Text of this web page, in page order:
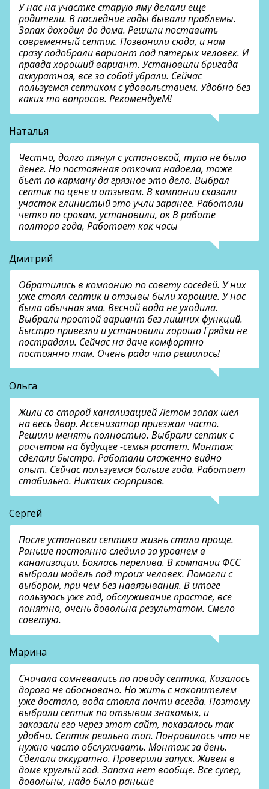
У нас на участке старую яму делали еще
родители. В последние годы бывали проблемы.
Запах доходил до дома. Решили поставить
современный септик. Позвонили сюда, и нам
сразу подобрали вариант под пятерых человек. И
правда хороший вариант. Установили бригада
аккуратная, все за собой убрали. Сейчас
пользуемся септиком с удовольствием. Удобно без
каких то вопросов. РекомендуеМ!
Наталья
Честно, долго тянул с установкой, тупо не было
денег. Но постоянная откачка надоела, тоже
бьет по карману да грязное это дело. Выбрал
септик по цене и отзывам. В компании сказали
участок глинистый это учли заранее. Работали
четко по срокам, установили, ок В работе
полтора года, Работает как часы
Дмитрий
Обратились в компанию по совету соседей. У них
уже стоял септик и отзывы были хорошие. У нас
была обычная яма. Весной вода не уходила.
Выбрали простой вариант без лишних функций.
Быстро привезли и установили хорошо Грядки не
пострадали. Сейчас на даче комфортно
постоянно там. Очень рада что решилась!
Ольга
Жили со старой канализацией Летом запах шел
на весь двор. Ассенизатор приезжал часто.
Решили менять полностью. Выбрали септик с
расчетом на будущее -семья растет. Монтаж
сделали быстро. Работали слаженно видно
опыт. Сейчас пользуемся больше года. Работает
стабильно. Никаких сюрпризов.
Сергей
После установки септика жизнь стала проще.
Раньше постоянно следила за уровнем в
канализации. Боялась перелива. В компании ФСС
выбрали модель под троих человек. Помогли с
выбором, при чем без навязывания. В итоге
пользуюсь уже год, обслуживание простое, все
понятно, очень довольна результатом. Смело
советую.
Марина
Сначала сомневались по поводу септика, Казалось
дорого не обосновано. Но жить с накопителем
уже достало, вода стояла почти всегда. Поэтому
выбрали септик по отзывам знакомых, и
заказали его через этот сайт, показалось так
удобно. Септик реально топ. Понравилось что не
нужно часто обслуживать. Монтаж за день.
Сделали аккуратно. Проверили запуск. Живем в
доме круглый год. Запаха нет вообще. Все супер,
довольны, надо было раньше